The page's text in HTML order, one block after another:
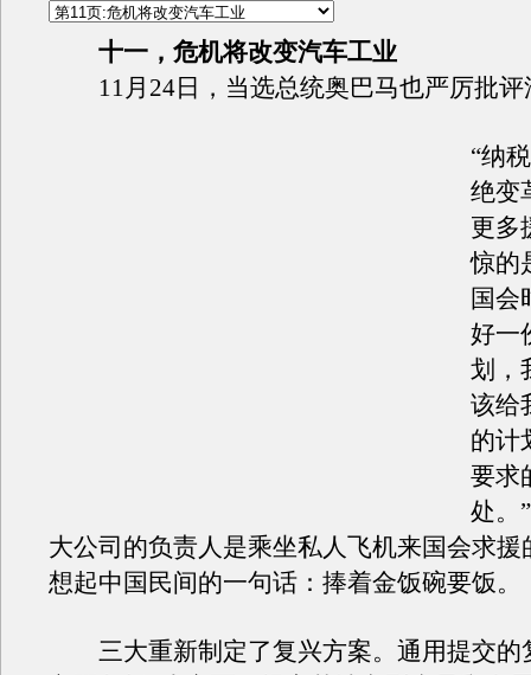
十一，危机将改变汽车工业
11月24日，当选总统奥巴马也严厉批评
“纳
绝变
更多
惊的
国会
好一
划，
该给
的计
要求
处。
大公司的负责人是乘坐私人飞机来国会求援
想起中国民间的一句话：捧着金饭碗要饭。
三大重新制定了复兴方案。通用提交的